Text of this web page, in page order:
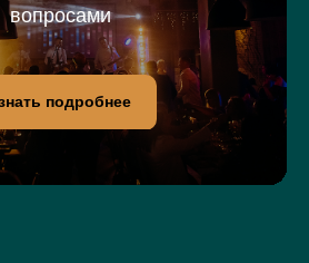
подробнее